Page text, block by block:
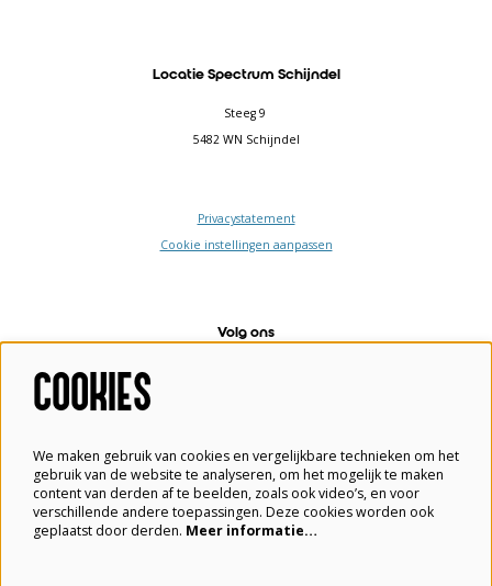
Locatie Spectrum Schijndel
Steeg 9
5482 WN Schijndel
Privacystatement
Cookie instellingen aanpassen
Volg ons
Aanmelden
COOKIES
We maken gebruik van cookies en vergelijkbare technieken om het
gebruik van de website te analyseren, om het mogelijk te maken
content van derden af te beelden, zoals ook video’s, en voor
verschillende andere toepassingen. Deze cookies worden ook
geplaatst door derden. Meer informatie…